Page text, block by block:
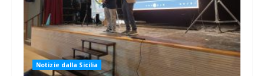
Notizie dalla Sicilia